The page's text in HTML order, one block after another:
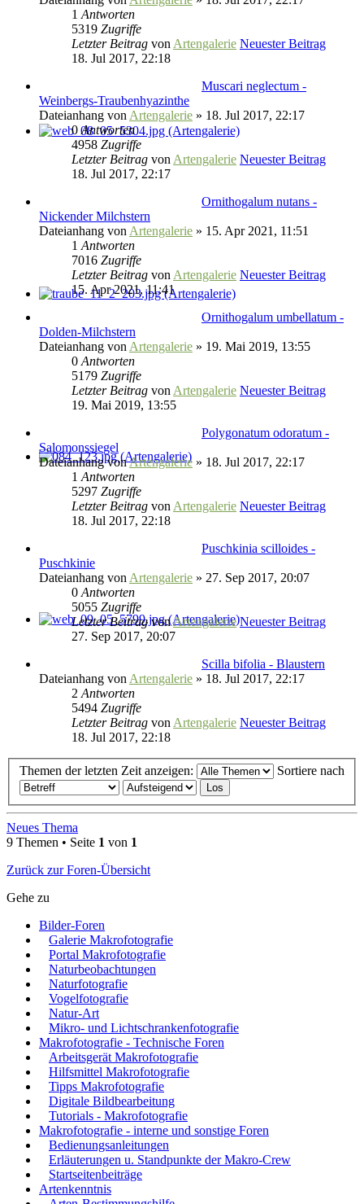
1 Antworten
5319 Zugriffe
Letzter Beitrag von Artengalerie Neuester Beitrag
18. Jul 2017, 22:18
Muscari neglectum -
Weinbergs-Traubenhyazinthe
Dateianhang von Artengalerie » 18. Jul 2017, 22:17
0Antworten
4958 Zugriffe
Letzter Beitrag von Artengalerie Neuester Beitrag
18. Jul 2017, 22:17
Ornithogalum nutans -
Nickender Milchstern
Dateianhang von Artengalerie » 15. Apr 2021, 11:51
1 Antworten
7016 Zugriffe
Letzter Beitrag von Artengalerie Neuester Beitrag
15. Apr 2021, 11:41
Ornithogalum umbellatum -
Dolden-Milchstern
Dateianhang von Artengalerie » 19. Mai 2019, 13:55
0 Antworten
5179 Zugriffe
Letzter Beitrag von Artengalerie Neuester Beitrag
19. Mai 2019, 13:55
Polygonatum odoratum -
Salomonssiegel
DateianhangvonArtengalerie » 18. Jul 2017, 22:17
1 Antworten
5297 Zugriffe
Letzter Beitrag von Artengalerie Neuester Beitrag
18. Jul 2017, 22:18
Puschkinia scilloides -
Puschkinie
Dateianhang von Artengalerie » 27. Sep 2017, 20:07
0 Antworten
5055 Zugriffe
Letzter BeitragvonArtengalerie Neuester Beitrag
27. Sep 2017, 20:07
Scilla bifolia - Blaustern
Dateianhang von Artengalerie » 18. Jul 2017, 22:17
2 Antworten
5494 Zugriffe
Letzter Beitrag von Artengalerie Neuester Beitrag
18. Jul 2017, 22:18
Themen der letzten Zeit anzeigen: Sortiere nach
Neues Thema
9 Themen • Seite 1 von 1
Zurück zur Foren-Übersicht
Gehe zu
Bilder-Foren
Galerie Makrofotografie
Portal Makrofotografie
Naturbeobachtungen
Naturfotografie
Vogelfotografie
Natur-Art
Mikro- und Lichtschrankenfotografie
Makrofotografie - Technische Foren
Arbeitsgerät Makrofotografie
Hilfsmittel Makrofotografie
Tipps Makrofotografie
Digitale Bildbearbeitung
Tutorials - Makrofotografie
Makrofotografie - interne und sonstige Foren
Bedienungsanleitungen
Erläuterungen u. Standpunkte der Makro-Crew
Startseitenbeiträge
Artenkenntnis